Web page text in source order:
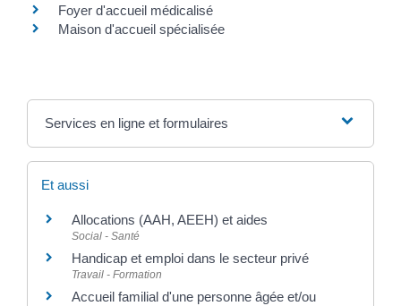
Foyer d'accueil médicalisé
Maison d'accueil spécialisée
Services en ligne et formulaires
Et aussi
Allocations (AAH, AEEH) et aides
Social - Santé
Handicap et emploi dans le secteur privé
Travail - Formation
Accueil familial d'une personne âgée et/ou